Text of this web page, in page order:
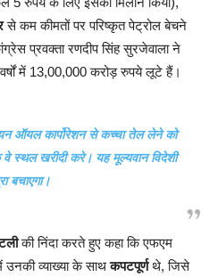
से कम कीमतों पर परिष्कृत पेट्रोल बेचने
प्रवक्ता रणदीप सिंह सुरजेवाला ने
में 13,00,000 करोड़ रुपये लूटे हैं।
ऑयल कार्पोरेशन से कच्चा तेल लेने को
स्थल खरीदी करे। यह मूल्यवान विदेशी
बचाएगा।
की निंदा करते हुए कहा कि एफएम
उनकी व्याख्या के साथकपटपूर्णथे, जिसे